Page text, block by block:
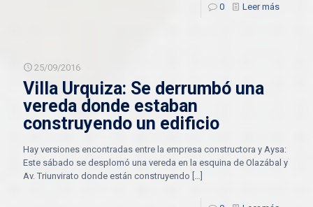
0 Leer más
25/09/2016
Villa Urquiza: Se derrumbó una
vereda donde estaban
construyendo un edificio
Hay versiones encontradas entre la empresa constructora y Aysa:
Este sábado se desplomó una vereda en la esquina de Olazábal y
Av. Triunvirato donde están construyendo […]